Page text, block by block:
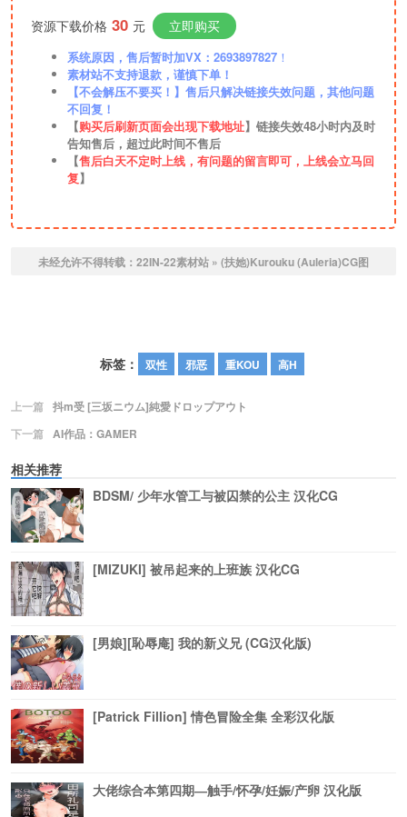
资源下载价格 30 元 立即购买
系统原因，售后暂时加VX：2693897827 ！
素材站不支持退款，谨慎下单！
【不会解压不要买！】售后只解决链接失效问题，其他问题
不回复！
【购买后刷新页面会出现下载地址】链接失效48小时内及时
告知售后，超过此时间不售后
【售后白天不定时上线，有问题的留言即可，上线会立马回
复】
未经允许不得转载： 22IN-22素材站 » (扶她)Kurouku (Auleria)CG图
标签： 双性 邪恶 重KOU 高H
上一篇 抖m受 [三坂ニウム]純愛ドロップアウト
下一篇 AI作品：GAMER
相关推荐
BDSM/ 少年水管工与被囚禁的公主 汉化CG
[MIZUKI] 被吊起来的上班族 汉化CG
[男娘][恥辱庵] 我的新义兄 (CG汉化版)
[Patrick Fillion] 情色冒险全集 全彩汉化版
大佬综合本第四期―触手/怀孕/妊娠/产卵 汉化版